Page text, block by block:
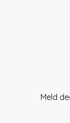
Meld